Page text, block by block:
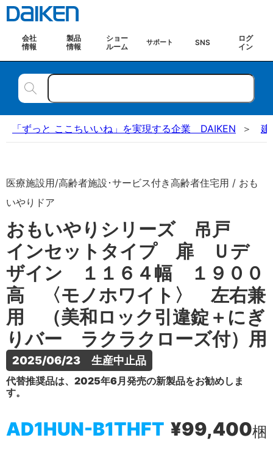
会社
情報
製品
情報
ショー
ルーム
サポート SNS
ログ
イン
「ずっと ここちいいね」を実現する企業 DAIKEN 建
医療施設用/高齢者施設･サービス付き高齢者住宅用 / おも
いやりドア
おもいやりシリーズ 吊戸
インセットタイプ 扉 Ｕデ
ザイン １１６４幅 １９００
高 〈モノホワイト〉 左右兼
用 （美和ロック引違錠＋にぎ
りバー ラクラクローズ付）用
2025/06/23　生産中止品
代替推奨品は、2025年6月発売の新製品をお勧めしま
す。
AD1HUN-B1THFT ¥99,400梱